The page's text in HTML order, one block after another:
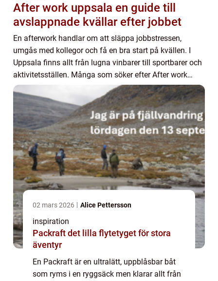
After work uppsala en guide till
avslappnade kvällar efter jobbet
En afterwork handlar om att släppa jobbstressen,
umgås med kollegor och få en bra start på kvällen. I
Uppsala finns allt från lugna vinbarer till sportbarer och
aktivitetsställen. Många som söker efter After work
Uppsala vill hitta en plats som kombi...
02 mars 2026 Alice Pettersson
inspiration
Packraft det lilla flytetyget för stora
äventyr
En Packraft är en ultralätt, uppblåsbar båt
som ryms i en ryggsäck men klarar allt från